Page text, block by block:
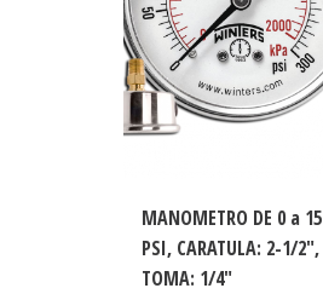
MANOMETRO DE 0 a 15
PSI, CARATULA: 2-1/2″,
TOMA: 1/4″